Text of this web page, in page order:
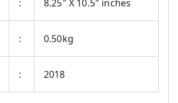
: 8.25″ X 10.5″ inches
: 0.50kg
: 2018